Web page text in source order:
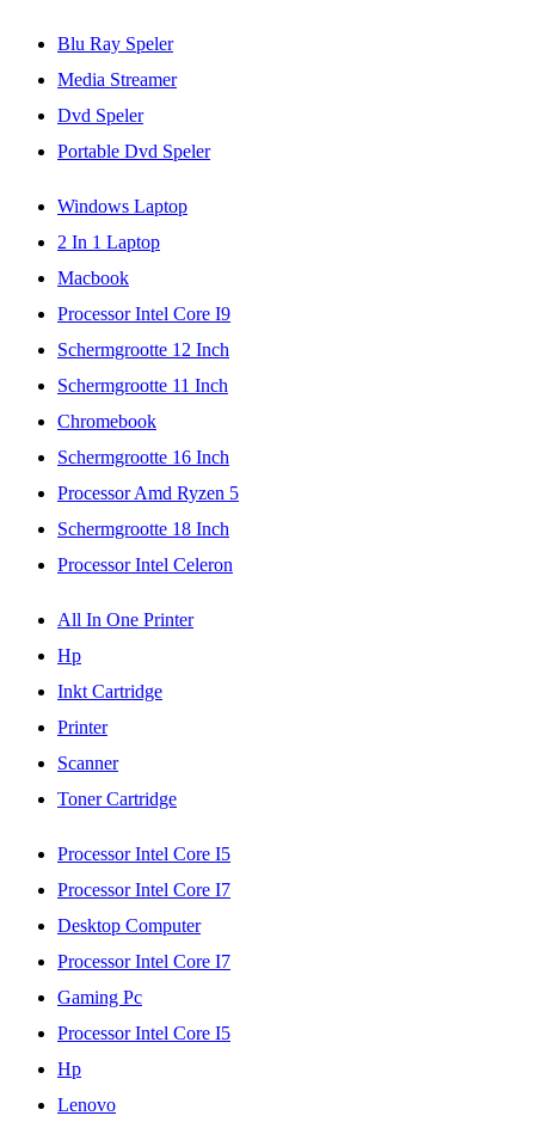
Blu Ray Speler
Media Streamer
Dvd Speler
Portable Dvd Speler
Windows Laptop
2 In 1 Laptop
Macbook
Processor Intel Core I9
Schermgrootte 12 Inch
Schermgrootte 11 Inch
Chromebook
Schermgrootte 16 Inch
Processor Amd Ryzen 5
Schermgrootte 18 Inch
Processor Intel Celeron
All In One Printer
Hp
Inkt Cartridge
Printer
Scanner
Toner Cartridge
Processor Intel Core I5
Processor Intel Core I7
Desktop Computer
Processor Intel Core I7
Gaming Pc
Processor Intel Core I5
Hp
Lenovo